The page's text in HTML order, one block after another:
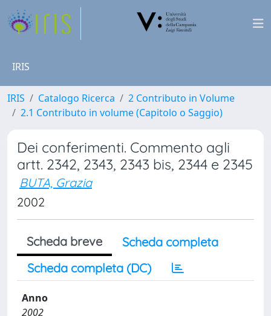
IRIS
IRIS Catalogo Ricerca
2 Contributo in Volume
2.1 Contributo in volume (Capitolo o Saggio)
Dei conferimenti. Commento agli
artt. 2342, 2343, 2343 bis, 2344 e 2345
BUTA, Grazia
2002
Scheda breve
Scheda completa
Scheda completa (DC)
Anno
2002